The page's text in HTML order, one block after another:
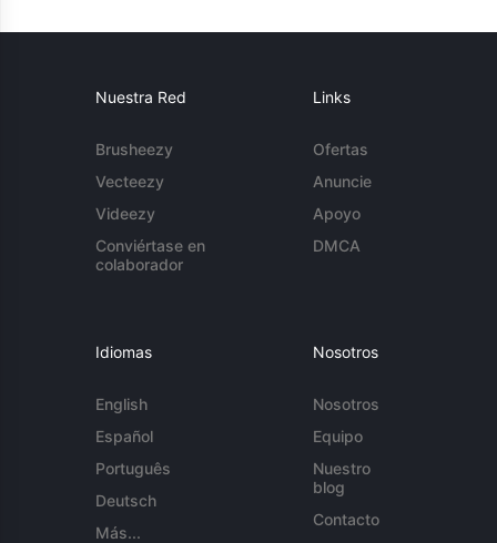
Nuestra Red
Brusheezy
Vecteezy
Videezy
Conviértase en
colaborador
Links
Ofertas
Anuncie
Apoyo
DMCA
Idiomas
English
Español
Português
Deutsch
Más...
Nosotros
Nosotros
Equipo
Nuestro
blog
Contacto